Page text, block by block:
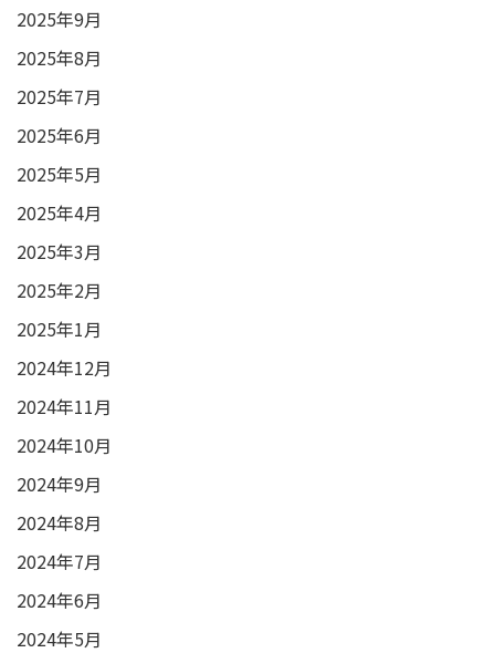
2025年9月
2025年8月
2025年7月
2025年6月
2025年5月
2025年4月
2025年3月
2025年2月
2025年1月
2024年12月
2024年11月
2024年10月
2024年9月
2024年8月
2024年7月
2024年6月
2024年5月